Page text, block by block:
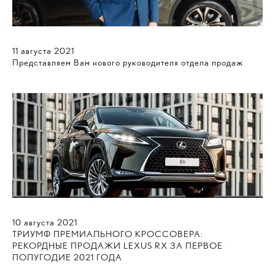
11 августа 2021
Представляем Вам нового руководителя отдела продаж
10 августа 2021
ТРИУМФ ПРЕМИАЛЬНОГО КРОССОВЕРА:
РЕКОРДНЫЕ ПРОДАЖИ LEXUS RX ЗА ПЕРВОЕ
ПОЛУГОДИЕ 2021 ГОДА